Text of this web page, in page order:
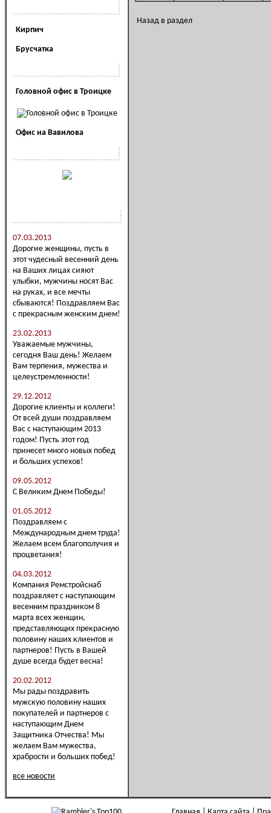
Кирпич
Брусчатка
Головной офис в Троицке
Офис на Вавилова
07.03.2013
Дорогие женщины, пусть в
этот чудесный весенний день
на Ваших лицах сияют
улыбки, мужчины носят Вас
на руках, и все мечты
сбываются! Поздравляем Вас
с прекрасным женским днем!
23.02.2013
Уважаемые мужчины,
сегодня Ваш день! Желаем
Вам терпения, мужества и
целеустремленности!
29.12.2012
Дорогие клиенты и коллеги!
От всей души поздравляем
Вас с наступающим 2013
годом! Пусть этот год
принесет много новых побед
и больших успехов!
09.05.2012
С Великим Днем Победы!
01.05.2012
Поздравляем с
Международным днем труда!
Желаем всем благополучия и
процветания!
04.03.2012
Компания Ремстройснаб
поздравляет с наступающим
весенним праздником 8
марта всех женщин,
представляющих прекрасную
половину наших клиентов и
партнеров! Пусть в Вашей
душе всегда будет весна!
20.02.2012
Мы рады поздравить
мужскую половину наших
покупателей и партнеров с
наступающим Днем
Защитника Отчества! Мы
желаем Вам мужества,
храбрости и больших побед!
все новости
Назад в раздел